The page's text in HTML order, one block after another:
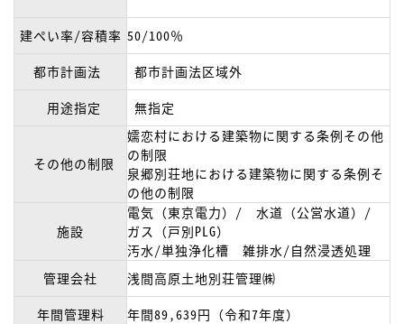
建ぺい率/容積率 50/100％
都市計画法
都市計画法区域外
用途指定
無指定
その他の制限
嬬恋村における建築物に関する条例その他
の制限
泉郷別荘地における建築物に関する条例そ
の他の制限
施設
電気（東京電力）/ 水道（公営水道）/
ガス（戸別PLG）
汚水/単独浄化槽 雑排水/自然浸透処理
管理会社
浅間高原土地別荘管理㈱
年間管理料
年間89,639円（令和7年度）